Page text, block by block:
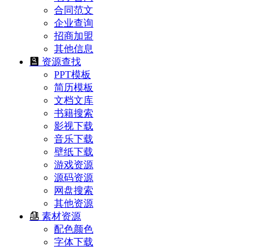
合同范文
企业查询
招商加盟
其他信息
资源查找
PPT模板
简历模板
文档文库
书籍搜索
影视下载
音乐下载
壁纸下载
游戏资源
源码资源
网盘搜索
其他资源
素材资源
配色颜色
字体下载